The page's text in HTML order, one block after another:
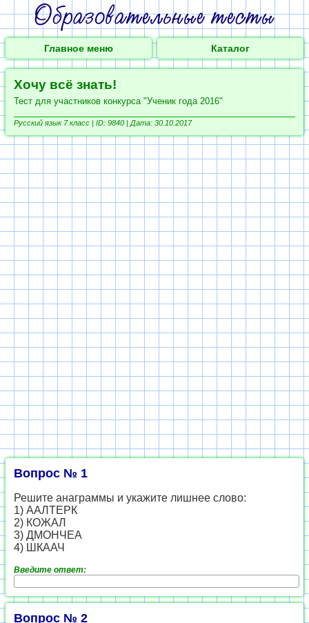
Главное меню Каталог
Хочу всё знать!
Тест для участников конкурса "Ученик года 2016"
Русский язык 7 класс | ID: 9840 | Дата: 30.10.2017
Вопрос № 1
Решите анаграммы и укажите лишнее слово:
1) ААЛТЕРК
2) КОЖАЛ
3) ДМОНЧЕА
4) ШКААЧ
Введите ответ:
Вопрос № 2